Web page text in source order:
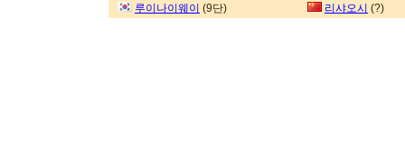
루이나이웨이 (9단) 리샤오시 (?)